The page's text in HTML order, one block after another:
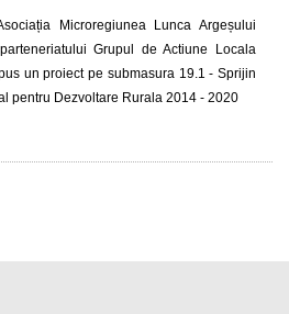
Microregiunea Lunca Argeșului
Grupul de Actiune Locala
un proiect pe submasura 19.1 - Sprijin
pentru Dezvoltare Rurala 2014 - 2020